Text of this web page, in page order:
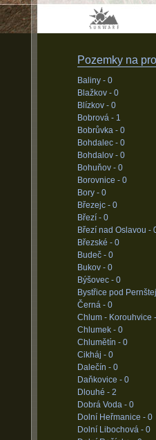
Pozemky na
Baliny - 0
Blažkov - 0
Blízkov - 0
Bobrová - 1
Bobrůvka - 0
Bohdalec - 0
Bohdalov - 0
Bohuňov - 0
Borovnice - 0
Bory - 0
Březejc - 0
Březí - 0
Březí nad Oslavou -
Březské - 0
Budeč - 0
Bukov - 0
Býšovec - 0
Bystřice pod
Černá - 0
Chlum - Korouhvice -
Chlumek - 0
Chlumětín - 0
Cikháj - 0
Dalečín - 0
Daňkovice - 0
Dlouhé - 2
Dobrá Voda - 0
Dolní Heřmanice - 0
Dolní Libochová - 0